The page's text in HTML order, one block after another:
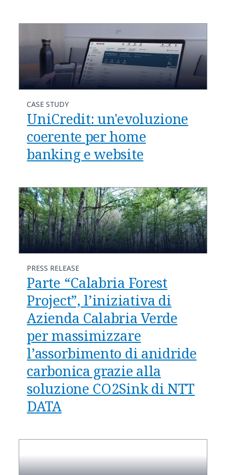
CASE STUDY
UniCredit: un'evoluzione
coerente per home
banking e website
PRESS RELEASE
Parte “Calabria Forest
Project”, l’iniziativa di
Azienda Calabria Verde
per massimizzare
l’assorbimento di anidride
carbonica grazie alla
soluzione CO2Sink di NTT
DATA